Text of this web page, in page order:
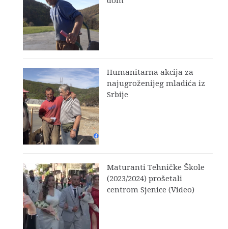
Humanitarna akcija za
najugroženijeg mladića iz
Srbije
Maturanti Tehničke Škole
(2023/2024) prošetali
centrom Sjenice (Video)